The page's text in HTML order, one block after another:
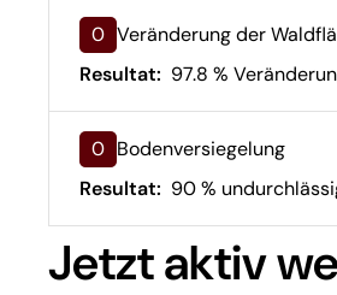
0 Veränderung der
Resultat: 97.8 %
0 Bodenversiegelung
Resultat: 90 %
Jetzt aktiv